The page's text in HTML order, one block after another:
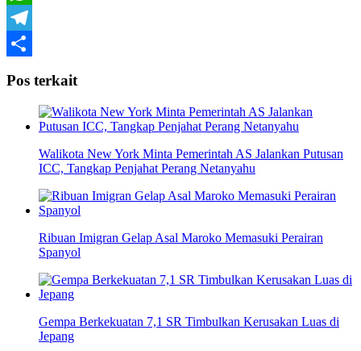
WhatsApp
Telegram
Pos terkait
Walikota New York Minta Pemerintah AS Jalankan Putusan
ICC, Tangkap Penjahat Perang Netanyahu
Ribuan Imigran Gelap Asal Maroko Memasuki Perairan
Spanyol
Gempa Berkekuatan 7,1 SR Timbulkan Kerusakan Luas di
Jepang